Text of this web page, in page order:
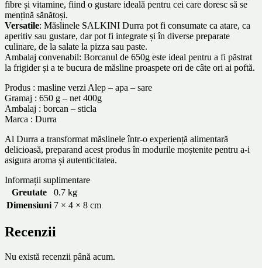
fibre și vitamine, fiind o gustare ideală pentru cei care doresc să se
mențină sănătoși.
Versatile: Măslinele SALKINI Durra pot fi consumate ca atare, ca
aperitiv sau gustare, dar pot fi integrate și în diverse preparate
culinare, de la salate la pizza sau paste.
Ambalaj convenabil: Borcanul de 650g este ideal pentru a fi păstrat
la frigider și a te bucura de măsline proaspete ori de câte ori ai poftă.
Produs : masline verzi Alep – apa – sare
Gramaj : 650 g – net 400g
Ambalaj : borcan – sticla
Marca : Durra
Al Durra a transformat măslinele într-o experiență alimentară
delicioasă, preparand acest produs în modurile moștenite pentru a-i
asigura aroma și autenticitatea.
Informații suplimentare
Greutate
0.7 kg
Dimensiuni 7 × 4 × 8 cm
Recenzii
Nu există recenzii până acum.